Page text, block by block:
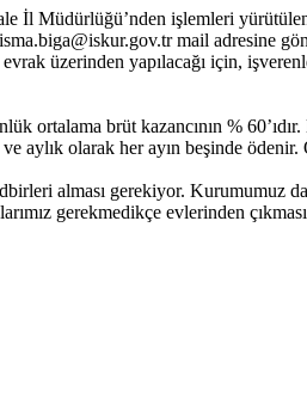
İl Müdürlüğü’nden işlemleri
mail adresine
üzerinden yapılacağı için,
ortalama brüt kazancının %
aylık olarak her ayın beşinde ödenir.
alması gerekiyor. Kurumumuz
gerekmedikçe evlerinden